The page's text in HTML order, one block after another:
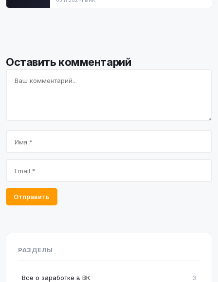
Оставить комментарий
Отправить
РАЗДЕЛЫ
Все о заработке в ВК 3